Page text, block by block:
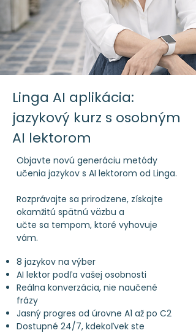
Linga AI aplikácia:
jazykový kurz s osobným
AI lektorom
Objavte novú generáciu metódy
učenia jazykov s AI lektorom od Linga.
Rozprávajte sa prirodzene, získajte
okamžitú spätnú väzbu a
učte sa tempom, ktoré vyhovuje
vám.
8 jazykov na výber
AI lektor podľa vašej osobnosti
Reálna konverzácia, nie naučené
frázy
Jasný progres od úrovne A1 až po C2
Dostupné 24/7, kdekoľvek ste